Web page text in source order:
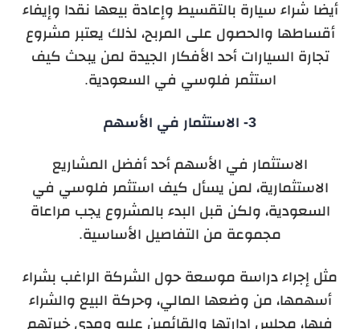
أيضا شراء سيارة بالتقسيط وإعادة بيعها نقدا وإيفاء
أقساطها والحصول على المربح، لذلك يعتبر مشروع
تجارة السيارات أحد الأفكار الجيدة لمن يبحث كيف
استثمر فلوسي في السعودية.
3- الاستثمار في الأسهم
الاستثمار في الأسهم أحد أفضل المشاريع
الاستثمارية، لمن يسأل كيف استثمر فلوسي في
السعودية، ولكن قبل البدء بالمشروع يجب مراعاة
مجموعة من التفاصيل الأساسية.
مثل إجراء دراسة موسعة حول الشركة الراغب بشراء
أسهمها، من وضعها المالي، وحركة البيع والشراء
فيها، مجلس إدارتها والقائمين عليه ومدى خبرتهم